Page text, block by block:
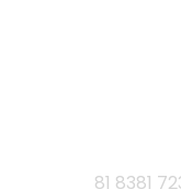
81 8381